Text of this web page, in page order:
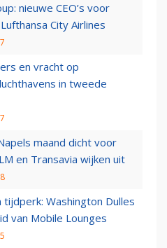
nieuwe CEO’s voor
City Airlines
en vracht op
in tweede
maand dicht voor
en Transavia wijken uit
tijdperk: Washington Dulles
van Mobile Lounges